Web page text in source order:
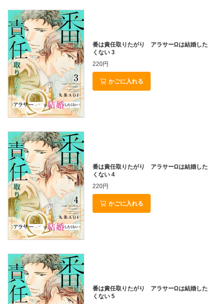
番は責任取りたがり アラサーΩは結婚した
くない 3
220円
かごに入れる
番は責任取りたがり アラサーΩは結婚した
くない 4
220円
かごに入れる
番は責任取りたがり アラサーΩは結婚した
くない 5